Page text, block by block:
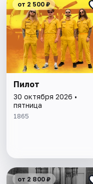
от 2 500 ₽
Пилот
30 октября 2026 •
пятница
1865
от 2 800 ₽